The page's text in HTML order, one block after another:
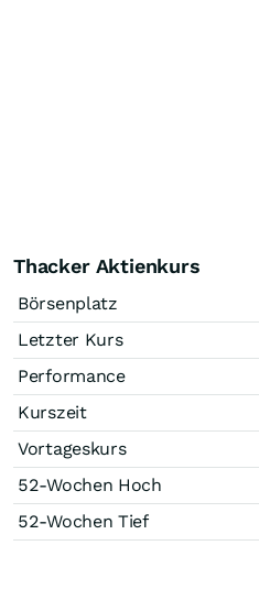
Thacker Aktienkurs
Börsenplatz
Letzter Kurs
Performance
Kurszeit
Vortageskurs
52-Wochen Hoch
52-Wochen Tief